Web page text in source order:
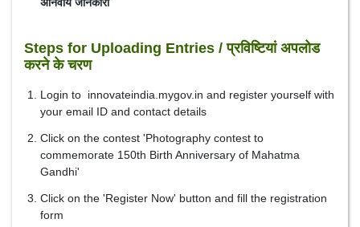
अनिवार्य जानकारी
Steps for Uploading Entries / प्रविष्टियां अपलोड
करने के चरण
Login to innovateindia.mygov.in and register yourself with
your email ID and contact details
Click on the contest 'Photography contest to
commemorate 150th Birth Anniversary of Mahatma
Gandhi'
Click on the 'Register Now' button and fill the registration
form